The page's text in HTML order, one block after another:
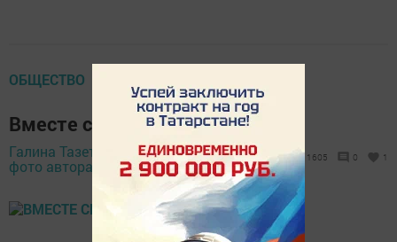
ОБЩЕСТВО
Вместе сможем больше
Галина Тазетдинова,
фото автора,
26 декабря 2018 -
12:57
1605 0 1